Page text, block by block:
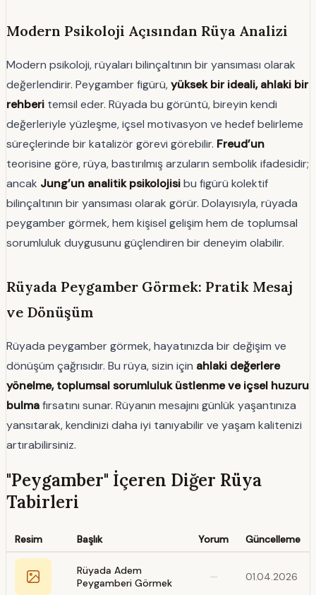
Modern Psikoloji Açısından Rüya Analizi
Modern psikoloji, rüyaları bilinçaltının bir yansıması olarak
değerlendirir. Peygamber figürü,yüksek bir ideali, ahlaki bir
rehberi temsil eder. Rüyada bu görüntü, bireyin kendi
değerleriyle yüzleşme, içsel motivasyon ve hedef belirleme
süreçlerinde bir katalizör görevi görebilir. Freud’un
teorisine göre, rüya, bastırılmış arzuların sembolik ifadesidir;
ancak Jung’un analitik psikolojisibu figürü kolektif
bilinçaltının bir yansıması olarak görür. Dolayısıyla, rüyada
peygamber görmek, hem kişisel gelişim hem de toplumsal
sorumluluk duygusunu güçlendiren bir deneyim olabilir.
Rüyada Peygamber Görmek: Pratik Mesaj
ve Dönüşüm
Rüyada peygamber görmek, hayatınızda bir değişim ve
dönüşüm çağrısıdır. Bu rüya, sizin için ahlaki değerlere
yönelme, toplumsal sorumluluk üstlenme ve içsel huzuru
bulmafırsatını sunar. Rüyanın mesajını günlük yaşantınıza
yansıtarak, kendinizi daha iyi tanıyabilir ve yaşam kalitenizi
artırabilirsiniz.
"Peygamber" İçeren Diğer Rüya
Tabirleri
Resim Başlık Yorum Güncelleme
Rüyada Adem
Peygamberi Görmek
— 01.04.2026